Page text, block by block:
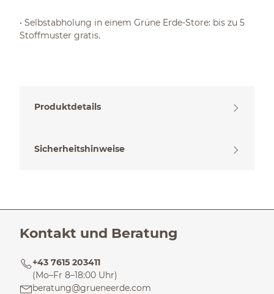
• Selbstabholung in einem Grüne Erde-Store: bis zu 5
Stoffmuster gratis.
Produktdetails
Sicherheitshinweise
Kontakt und Beratung
+43 7615 203411
(Mo–Fr 8–18:00 Uhr)
beratung@grueneerde.com